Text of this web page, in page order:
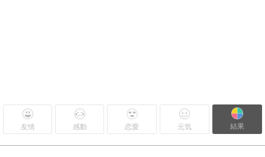
友情 感動 恋愛 元気 結果